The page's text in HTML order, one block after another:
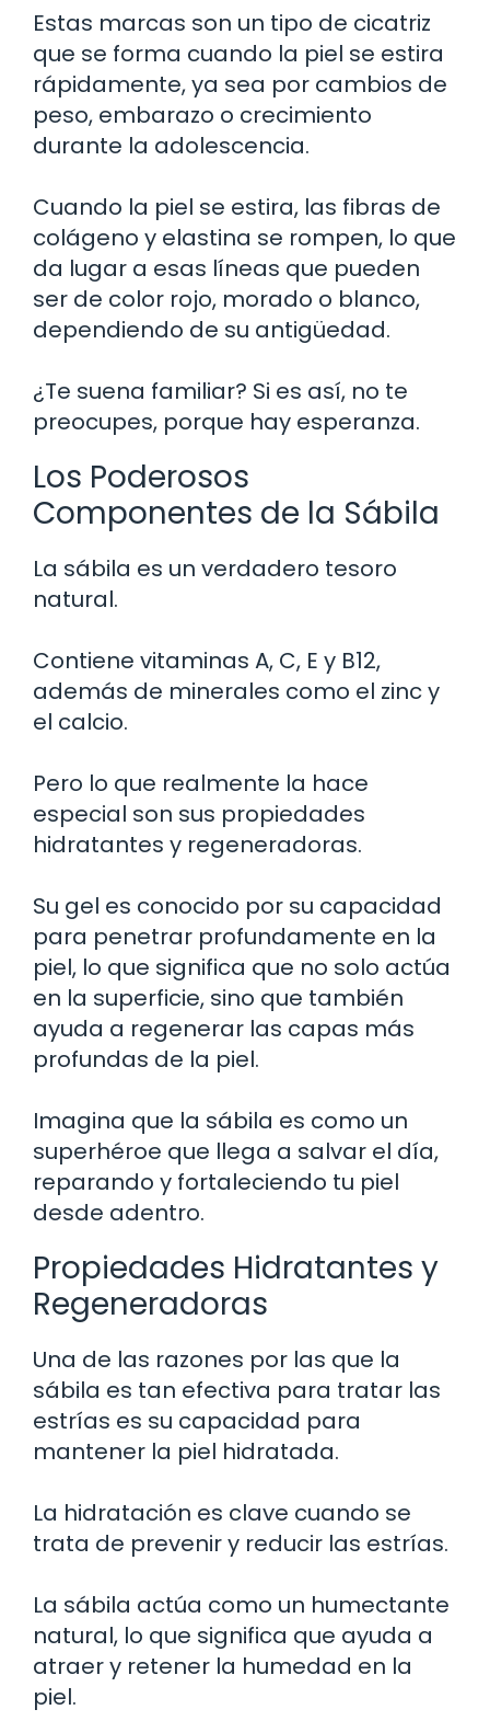
Estas marcas son un tipo de cicatriz
que se forma cuando la piel se estira
rápidamente, ya sea por cambios de
peso, embarazo o crecimiento
durante la adolescencia.
Cuando la piel se estira, las fibras de
colágeno y elastina se rompen, lo que
da lugar a esas líneas que pueden
ser de color rojo, morado o blanco,
dependiendo de su antigüedad.
¿Te suena familiar? Si es así, no te
preocupes, porque hay esperanza.
Los Poderosos
Componentes de la Sábila
La sábila es un verdadero tesoro
natural.
Contiene vitaminas A, C, E y B12,
además de minerales como el zinc y
el calcio.
Pero lo que realmente la hace
especial son sus propiedades
hidratantes y regeneradoras.
Su gel es conocido por su capacidad
para penetrar profundamente en la
piel, lo que significa que no solo actúa
en la superficie, sino que también
ayuda a regenerar las capas más
profundas de la piel.
Imagina que la sábila es como un
superhéroe que llega a salvar el día,
reparando y fortaleciendo tu piel
desde adentro.
Propiedades Hidratantes y
Regeneradoras
Una de las razones por las que la
sábila es tan efectiva para tratar las
estrías es su capacidad para
mantener la piel hidratada.
La hidratación es clave cuando se
trata de prevenir y reducir las estrías.
La sábila actúa como un humectante
natural, lo que significa que ayuda a
atraer y retener la humedad en la
piel.